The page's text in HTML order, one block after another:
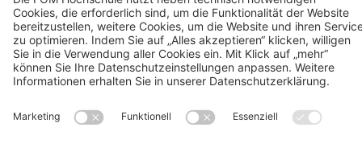
Datenschutz Impressum